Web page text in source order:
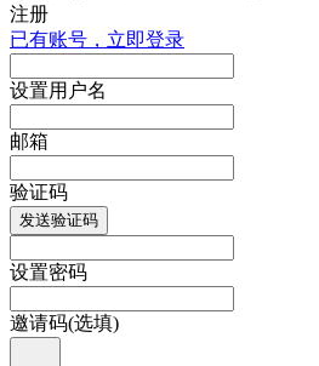
注册
已有账号，立即登录
设置用户名
邮箱
验证码
发送验证码
设置密码
邀请码(选填)